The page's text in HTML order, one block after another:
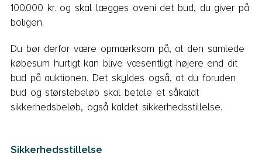
100.000 kr. og skal lægges oveni det bud, du giver på
boligen.
Du bør derfor være opmærksom på, at den samlede
købesum hurtigt kan blive væsentligt højere end dit
bud på auktionen. Det skyldes også, at du foruden
bud og størstebeløb skal betale et såkaldt
sikkerhedsbeløb, også kaldet sikkerhedsstillelse.
Sikkerhedsstillelse